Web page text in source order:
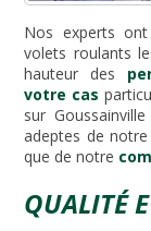
Nos experts
volets roulants
hauteur des
votre cas
sur
adeptes de
que de notre
QUALITÉ